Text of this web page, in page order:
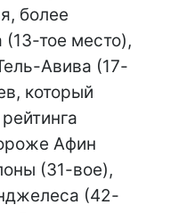
более
тое место),
Авива (17-
который
Афин
(31-вое),
(42-